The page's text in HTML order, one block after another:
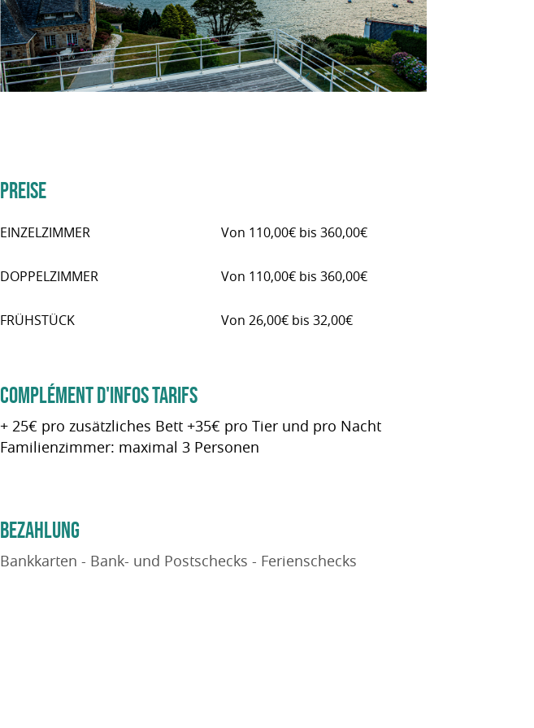
PREISE
EINZELZIMMER Von 110,00€ bis 360,00€
DOPPELZIMMER Von 110,00€ bis 360,00€
FRÜHSTÜCK Von 26,00€ bis 32,00€
COMPLÉMENT D'INFOS TARIFS
+ 25€ pro zusätzliches Bett +35€ pro Tier und pro Nacht
Familienzimmer: maximal 3 Personen
BEZAHLUNG
Bankkarten - Bank- und Postschecks - Ferienschecks